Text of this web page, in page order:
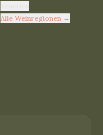
Alle Weinregionen →